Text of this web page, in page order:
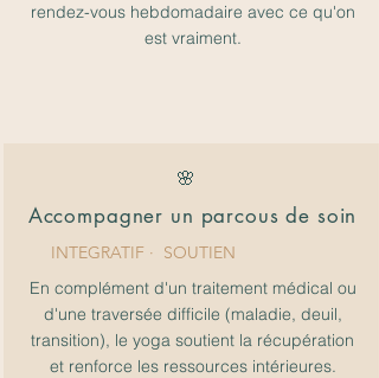
rendez-vous hebdomadaire avec ce qu'on
est vraiment.
🌸
Accompagner un parcous de soin
INTEGRATIF · SOUTIEN
En complément d'un traitement médical ou
d'une traversée difficile (maladie, deuil,
transition), le yoga soutient la récupération
et renforce les ressources intérieures.